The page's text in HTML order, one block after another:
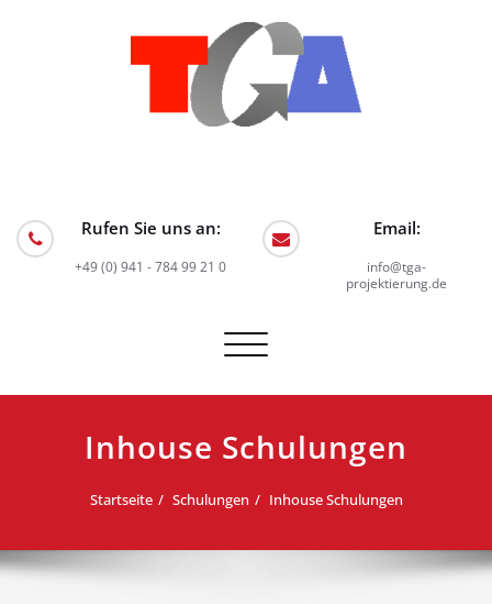
Rufen Sie uns an:
+49 (0) 941 - 784 99 21 0
Email:
info@tga-
projektierung.de
Schalte
Inhouse Schulungen
Startseite Schulungen Inhouse Schulungen